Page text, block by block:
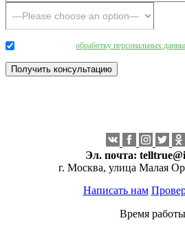
обработку персональных
Эл. почта:
г. Москва, улица Малая
Написать нам
Время